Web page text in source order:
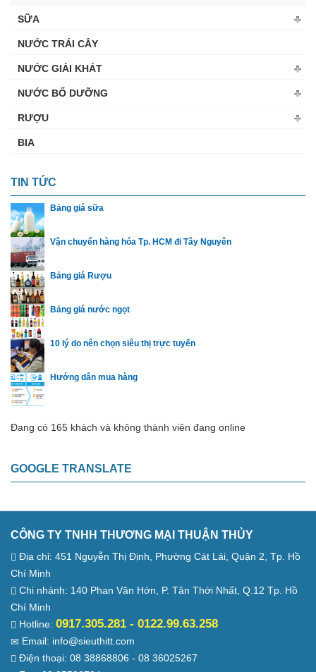
SỮA
NƯỚC TRÁI CÂY
NƯỚC GIẢI KHÁT
NƯỚC BỔ DƯỠNG
RƯỢU
BIA
TIN TỨC
Bảng giá sữa
Vận chuyển hàng hóa Tp. HCM đi Tây Nguyên
Bảng giá Rượu
Bảng giá nước ngọt
10 lý do nên chọn siêu thị trực tuyến
Hướng dẫn mua hàng
Đang có 165 khách và không thành viên đang online
GOOGLE TRANSLATE
CÔNG TY TNHH THƯƠNG MẠI THUẬN THỦY
Địa chỉ: 451 Nguyễn Thị Định, Phường Cát Lái, Quận 2, Tp. Hồ
Chí Minh
Chi nhánh: 140 Phan Văn Hớn, P. Tân Thới Nhất, Q.12 Tp. Hồ
Chí Minh
Hotline: 0917.305.281 - 0122.99.63.258
Email: info@sieuthitt.com
Điện thoại: 08 38868806 - 08 36025267